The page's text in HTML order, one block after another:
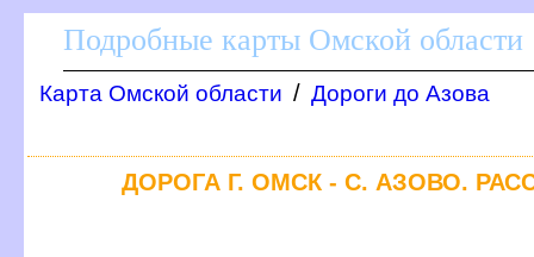
Подробные карты Омской области
Карта Омской области / Дороги до Азова
ДОРОГА Г. ОМСК - С. АЗОВО.